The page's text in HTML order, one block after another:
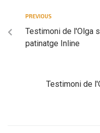
PREVIOUS
Testimoni de l'Olga
patinatge Inline
Testimoni de